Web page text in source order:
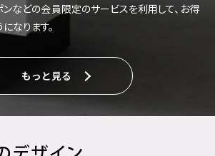
などの会員限定のサービスを利用して、お得
なります。
もっと見る